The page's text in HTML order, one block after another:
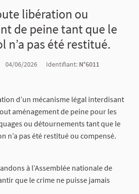
libération ou
de peine tant que le
n’a pas été restitué.
04/06/2026 Identifiant: N°6011
d’un mécanisme légal interdisant
aménagement de peine pour les
ou détournements tant que le
n’a pas été restitué ou compensé.
à l’Assemblée nationale de
que le crime ne puisse jamais